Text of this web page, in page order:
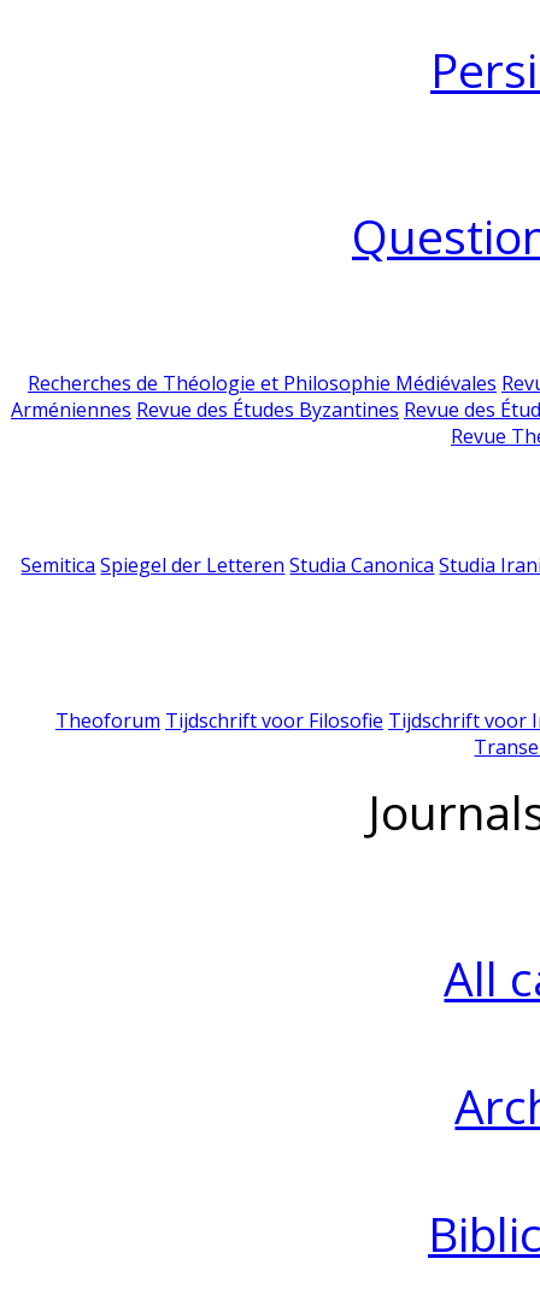
Recherches de Théologie et Philosophie Médiévales
Arméniennes Revue des Études Byzantines Revue des
Revue
Semitica Spiegel der Letteren Studia Canonica Studia
Theoforum Tijdschrift voor Filosofie Tijdschrift voor
All